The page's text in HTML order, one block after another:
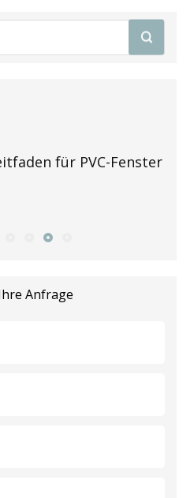
Fenstern in meiner
2023
Anfrage